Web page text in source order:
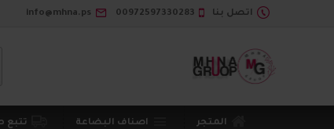
اتصل بنا 00972597330283
info@mhna.ps
المتجر اصناف البضاعة تتبع